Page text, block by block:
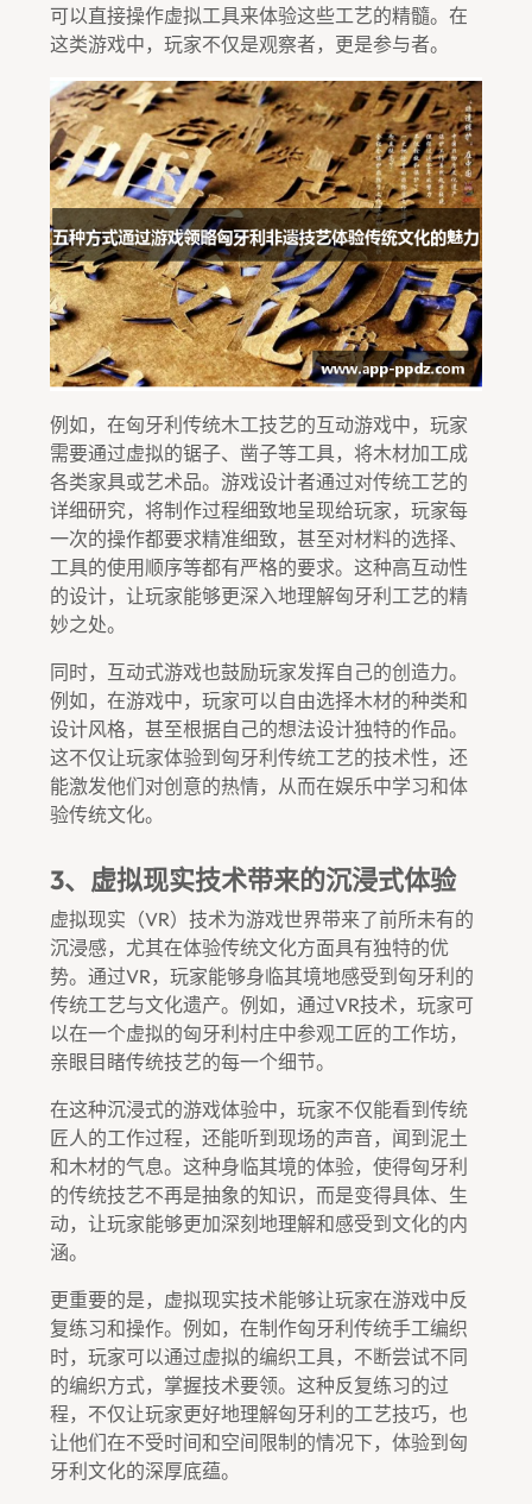
可以直接操作虚拟工具来体验这些工艺的精髓。在
这类游戏中，玩家不仅是观察者，更是参与者。
例如，在匈牙利传统木工技艺的互动游戏中，玩家
需要通过虚拟的锯子、凿子等工具，将木材加工成
各类家具或艺术品。游戏设计者通过对传统工艺的
详细研究，将制作过程细致地呈现给玩家，玩家每
一次的操作都要求精准细致，甚至对材料的选择、
工具的使用顺序等都有严格的要求。这种高互动性
的设计，让玩家能够更深入地理解匈牙利工艺的精
妙之处。
同时，互动式游戏也鼓励玩家发挥自己的创造力。
例如，在游戏中，玩家可以自由选择木材的种类和
设计风格，甚至根据自己的想法设计独特的作品。
这不仅让玩家体验到匈牙利传统工艺的技术性，还
能激发他们对创意的热情，从而在娱乐中学习和体
验传统文化。
3、虚拟现实技术带来的沉浸式体验
虚拟现实（VR）技术为游戏世界带来了前所未有的
沉浸感，尤其在体验传统文化方面具有独特的优
势。通过VR，玩家能够身临其境地感受到匈牙利的
传统工艺与文化遗产。例如，通过VR技术，玩家可
以在一个虚拟的匈牙利村庄中参观工匠的工作坊，
亲眼目睹传统技艺的每一个细节。
在这种沉浸式的游戏体验中，玩家不仅能看到传统
匠人的工作过程，还能听到现场的声音，闻到泥土
和木材的气息。这种身临其境的体验，使得匈牙利
的传统技艺不再是抽象的知识，而是变得具体、生
动，让玩家能够更加深刻地理解和感受到文化的内
涵。
更重要的是，虚拟现实技术能够让玩家在游戏中反
复练习和操作。例如，在制作匈牙利传统手工编织
时，玩家可以通过虚拟的编织工具，不断尝试不同
的编织方式，掌握技术要领。这种反复练习的过
程，不仅让玩家更好地理解匈牙利的工艺技巧，也
让他们在不受时间和空间限制的情况下，体验到匈
牙利文化的深厚底蕴。